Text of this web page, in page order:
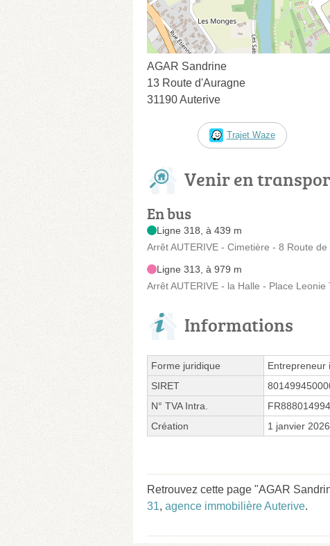
AGAR Sandrine
13 Route d'Auragne
31190 Auterive
Trajet Waze
Venir en
En bus
Ligne 318, à 439 m
Arrêt AUTERIVE - Cimetière - 8 Route
Ligne 313, à 979 m
Arrêt AUTERIVE - la Halle - Place Leonie
Informations
Forme juridique
Entrepreneur
SIRET
N° TVA Intra.
Création
1 janvier 2026
Retrouvez cette page "AGAR
31, agence immobilière Auterive.